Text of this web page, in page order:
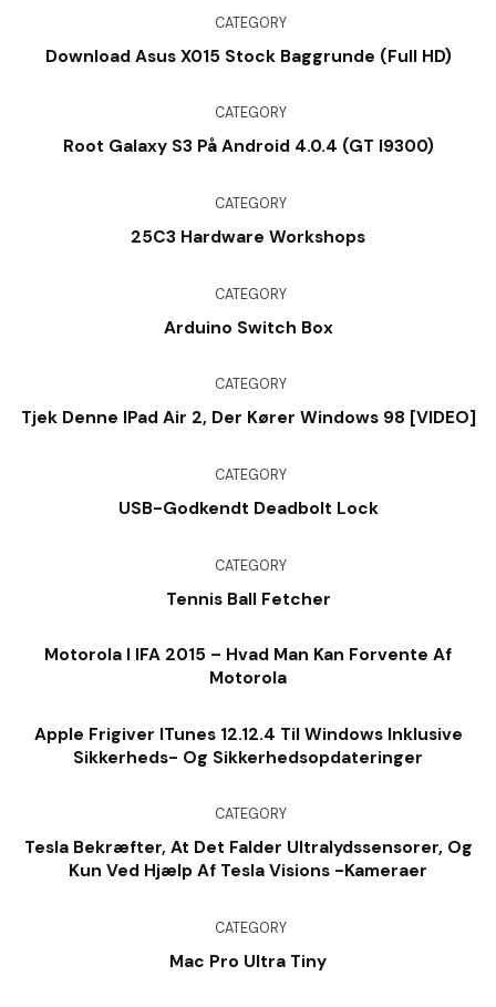
CATEGORY
Download Asus X015 Stock Baggrunde (Full HD)
CATEGORY
Root Galaxy S3 På Android 4.0.4 (GT I9300)
CATEGORY
25C3 Hardware Workshops
CATEGORY
Arduino Switch Box
CATEGORY
Tjek Denne IPad Air 2, Der Kører Windows 98 [VIDEO]
CATEGORY
USB-Godkendt Deadbolt Lock
CATEGORY
Tennis Ball Fetcher
Motorola I IFA 2015 – Hvad Man Kan Forvente Af
Motorola
Apple Frigiver ITunes 12.12.4 Til Windows Inklusive
Sikkerheds- Og Sikkerhedsopdateringer
CATEGORY
Tesla Bekræfter, At Det Falder Ultralydssensorer, Og
Kun Ved Hjælp Af Tesla Visions -kameraer
CATEGORY
Mac Pro Ultra Tiny